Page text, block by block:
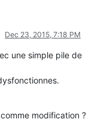
Dec 23, 2015, 7:18 PM
une simple pile de
modification ?